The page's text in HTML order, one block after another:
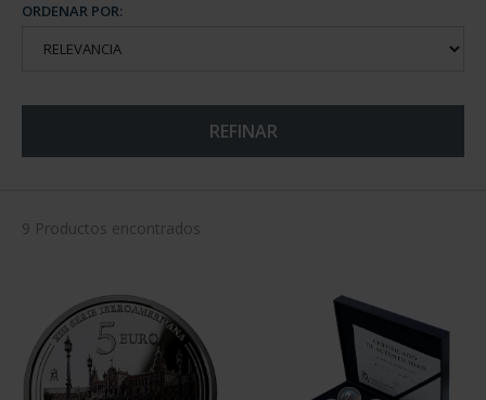
ORDENAR POR:
REFINAR
9 Productos encontrados